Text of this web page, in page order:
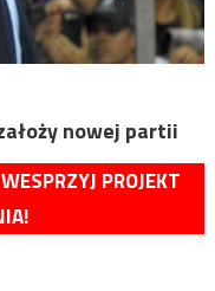
nowej partii
PROJEKT